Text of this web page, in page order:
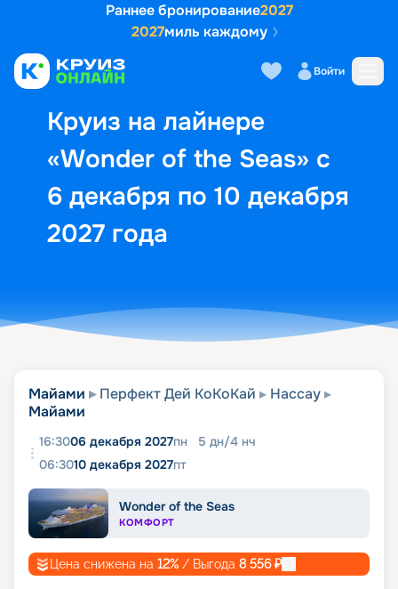
Раннее бронирование2027
2027миль каждому
Войти
Круиз на лайнере
«Wonder of the Seas» с
6 декабря по 10 декабря
2027 года
Выбор кают Маршрут и
Майами Перфект Дей КоКоКай
Нассау
Майами
16:3006 декабря 2027пн 5 дн/4 нч
06:3010 декабря 2027пт
Wonder of the Seas
КОМФОРТ
Цена снижена на 12% / Выгода 8 556₽